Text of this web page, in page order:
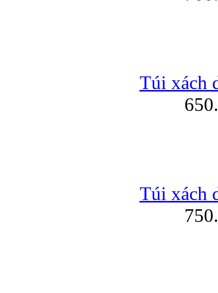
Túi xách
Túi xách